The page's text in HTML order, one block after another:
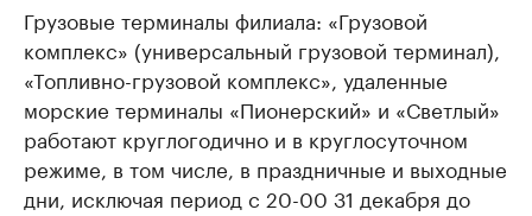
Грузовые терминалы филиала: «Грузовой
комплекс» (универсальный грузовой терминал),
«Топливно-грузовой комплекс», удаленные
морские терминалы «Пионерский» и «Светлый»
работают круглогодично и в круглосуточном
режиме, в том числе, в праздничные и выходные
дни, исключая период с 20-00 31 декабря до